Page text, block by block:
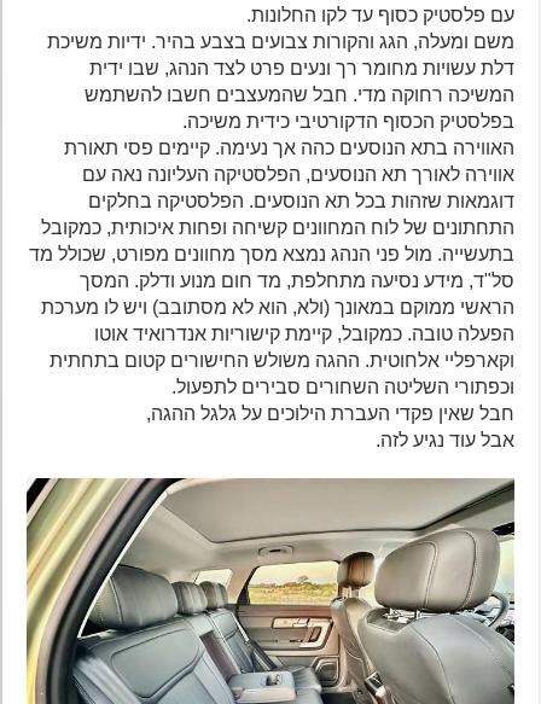
עם פלסטיק כסוף עד לקו החלונות.
משם ומעלה, הגג והקורות צבועים בצבע בהיר. ידיות משיכת
דלת עשויות מחומר רך ונעים פרט לצד הנהג, שבו ידית
המשיכה רחוקה מדי. חבל שהמעצבים חשבו להשתמש
בפלסטיק הכסוף הדקורטיבי כידית משיכה.
האווירה בתא הנוסעים כהה אך נעימה. קיימים פסי תאורת
אווירה לאורך תא הנוסעים, הפלסטיקה העליונה נאה עם
דוגמאות שזהות בכל תא הנוסעים. הפלסטיקה בחלקים
התחתונים של לוח המחוונים קשיחה ופחות איכותית, כמקובל
בתעשייה. מול פני הנהג נמצא מסך מחוונים מפורט, שכולל מד
סל"ד, מידע נסיעה מתחלפת, מד חום מנוע ודלק. המסך
הראשי ממוקם במאונך (ולא, הוא לא מסתובב) ויש לו מערכת
הפעלה טובה. כמקובל, קיימת קישוריות אנדרואיד אוטו
וקארפליי אלחוטית. ההגה משולש החישורים קטום בתחתית
וכפתורי השליטה השחורים סבירים לתפעול.
חבל שאין פקדי העברת הילוכים על גלגל ההגה,
אבל עוד נגיע לזה.